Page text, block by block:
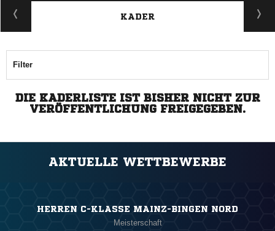
KADER
Filter
DIE KADERLISTE IST BISHER NICHT ZUR
VERÖFFENTLICHUNG FREIGEGEBEN.
AKTUELLE WETTBEWERBE
HERREN C-KLASSE MAINZ-BINGEN NORD
Meisterschaft